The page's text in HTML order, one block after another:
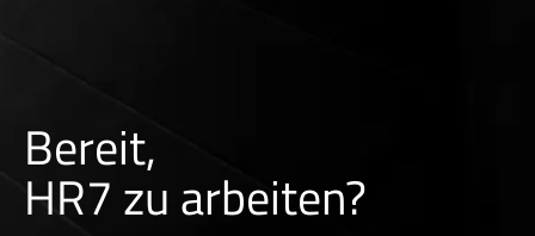
Bereit,
HR7 zu arbeiten?